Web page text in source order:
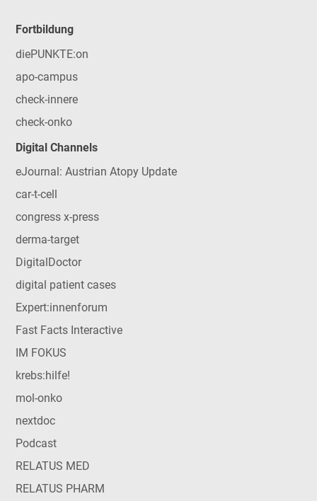
Fortbildung
diePUNKTE:on
apo-campus
check-innere
check-onko
Digital Channels
eJournal: Austrian Atopy Update
car-t-cell
congress x-press
derma-target
DigitalDoctor
digital patient cases
Expert:innenforum
Fast Facts Interactive
IM FOKUS
krebs:hilfe!
mol-onko
nextdoc
Podcast
RELATUS MED
RELATUS PHARM